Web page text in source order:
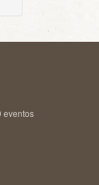
eventos